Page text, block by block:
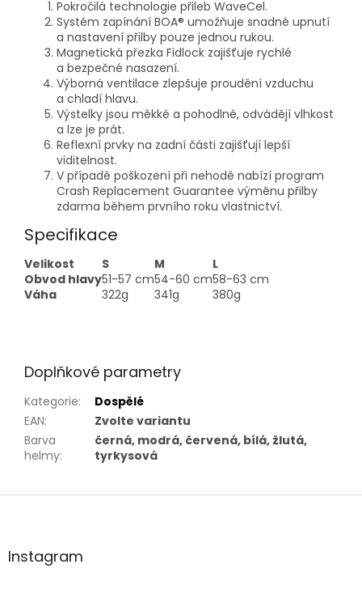
Pokročilá technologie přileb WaveCel.
Systém zapínání BOA® umožňuje snadné upnutí
a nastavení přilby pouze jednou rukou.
Magnetická přezka Fidlock zajišťuje rychlé
a bezpečné nasazení.
Výborná ventilace zlepšuje proudění vzduchu
a chladí hlavu.
Výstelky jsou měkké a pohodlné, odvádějí vlhkost
a lze je prát.
Reflexní prvky na zadní části zajišťují lepší
viditelnost.
V případě poškození při nehodě nabízí program
Crash Replacement Guarantee výměnu přilby
zdarma během prvního roku vlastnictví.
Specifikace
Velikost S M
L
Obvod hlavy51-57 cm54-60 cm58-63 cm
Váha
322g 341g 380g
Doplňkové parametry
Kategorie:
Dospělé
EAN:
Zvolte variantu
Barva
helmy:
černá, modrá, červená, bílá, žlutá,
tyrkysová
Z
aInstagram